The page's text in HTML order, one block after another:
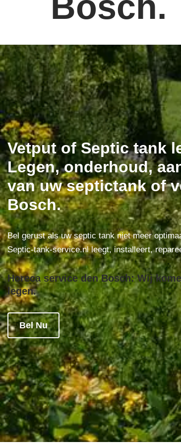
Vetput of Septic tank
Legen, onderhoud,
van uw septictank of
Bosch.
Bel gerust als uw septic tank niet meer
Septic-tank-service.nl leegt, installeert,
Horeca service den Bosch: Wij
legen.
Bel Nu